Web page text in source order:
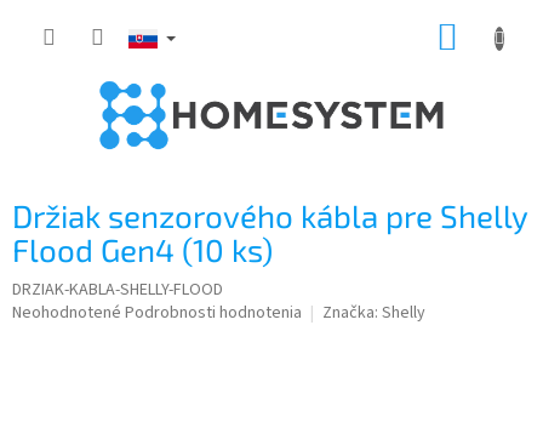
Držiak senzorového kábla pre Shelly
Flood Gen4 (10 ks)
DRZIAK-KABLA-SHELLY-FLOOD
Priemerné
Neohodnotené Podrobnosti hodnotenia Značka: Shelly